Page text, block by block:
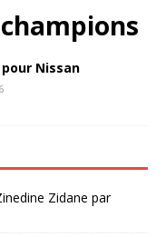
Nissan
Zidane par